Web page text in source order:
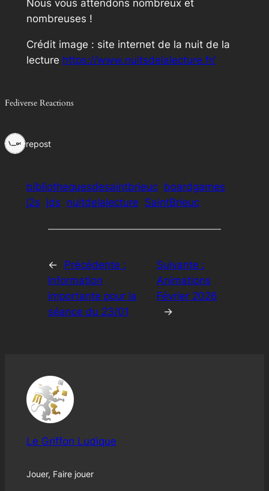
Nous vous attendons nombreux et
nombreuses !
Crédit image : site internet de la nuit de la
lecture https://www.nuitsdelalecture.fr/
Fediverse Reactions
1 repost
bibliothequesdesaintbrieuc boardgames
j2s jds nuitdelalecture SaintBrieuc
←
Précédente :
Information
importante pour la
séance du 23/01
Suivante :
Animations
Février 2026
→
Le Griffon Ludique
Jouer, Faire jouer